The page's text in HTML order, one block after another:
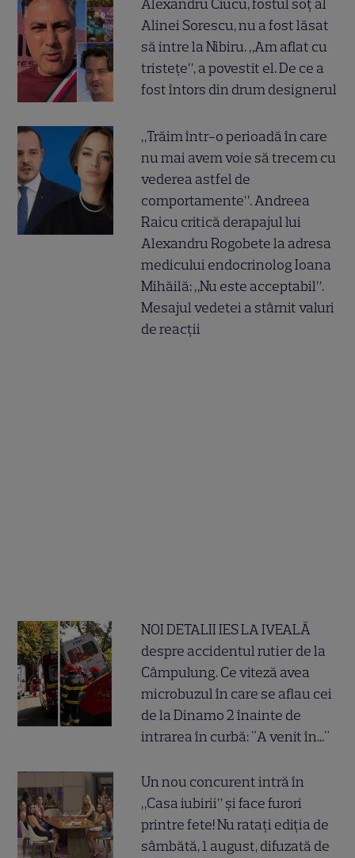
Alexandru Ciucu, fostul soț al
Alinei Sorescu, nu a fost lăsat
să intre la Nibiru. „Am aflat cu
tristețe”, a povestit el. De ce a
fost întors din drum designerul
„Trăim într-o perioadă în care
nu mai avem voie să trecem cu
vederea astfel de
comportamente”. Andreea
Raicu critică derapajul lui
Alexandru Rogobete la adresa
medicului endocrinolog Ioana
Mihăilă: „Nu este acceptabil”.
Mesajul vedetei a stârnit valuri
de reacții
NOI DETALII IES LA IVEALĂ
despre accidentul rutier de la
Câmpulung. Ce viteză avea
microbuzul în care se aflau cei
de la Dinamo 2 înainte de
intrarea în curbă: "A venit în..."
Un nou concurent intră în
„Casa iubirii” și face furori
printre fete! Nu ratați ediția de
sâmbătă, 1 august, difuzată de